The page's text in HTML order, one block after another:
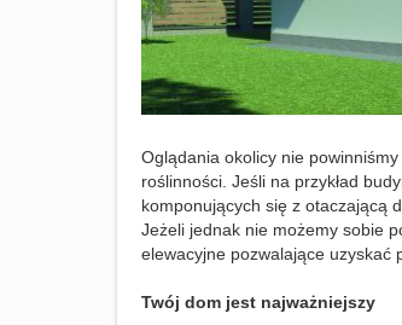
Oglądania okolicy nie
roślinności. Jeśli na przykład
komponujących się z otaczającą
Jeżeli jednak nie możemy sobie
elewacyjne pozwalające uzyskać
Twój dom jest najważniejszy